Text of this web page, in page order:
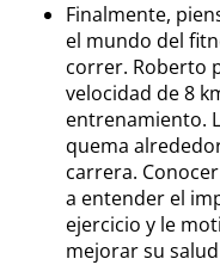
Finalmente,
el mundo del
correr. Roberto
velocidad de 8
entrenamiento.
quema
carrera.
a entender el
ejercicio y le
mejorar su